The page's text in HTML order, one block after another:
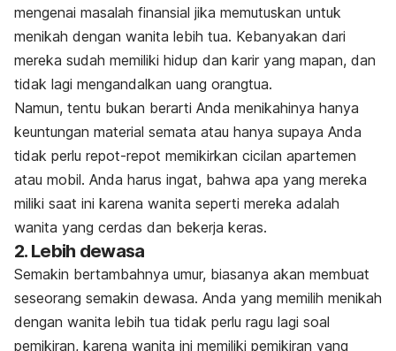
mengenai masalah finansial jika memutuskan untuk
menikah dengan wanita lebih tua. Kebanyakan dari
mereka sudah memiliki hidup dan karir yang mapan, dan
tidak lagi mengandalkan uang orangtua.
Namun, tentu bukan berarti Anda menikahinya hanya
keuntungan material semata atau hanya supaya Anda
tidak perlu repot-repot memikirkan cicilan apartemen
atau mobil. Anda harus ingat, bahwa apa yang mereka
miliki saat ini karena wanita seperti mereka adalah
wanita yang cerdas dan bekerja keras.
2. Lebih dewasa
Semakin bertambahnya umur, biasanya akan membuat
seseorang semakin dewasa. Anda yang memilih menikah
dengan wanita lebih tua tidak perlu ragu lagi soal
pemikiran, karena wanita ini memiliki pemikiran yang